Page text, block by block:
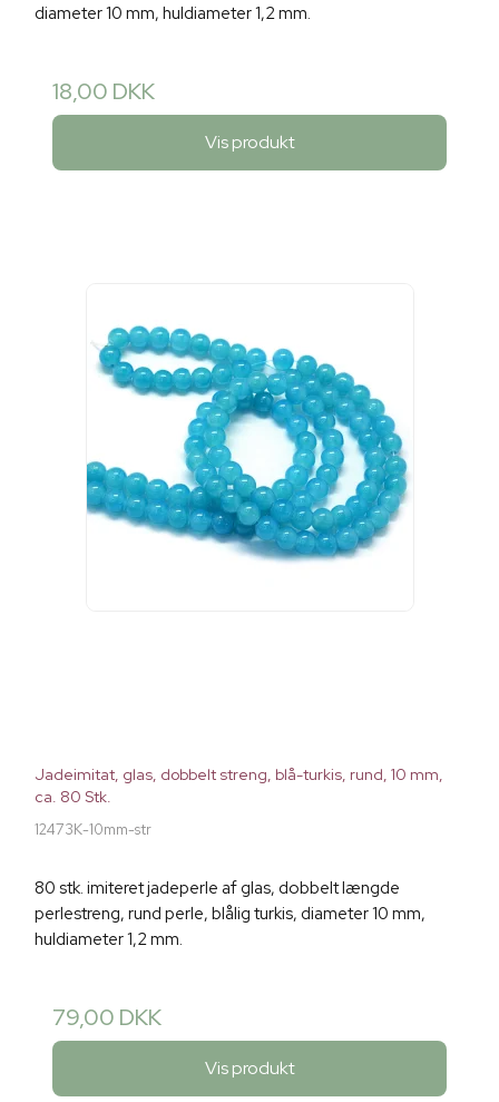
diameter 10 mm, huldiameter 1,2 mm.
18,00 DKK
Vis produkt
Jadeimitat, glas, dobbelt streng, blå-turkis, rund, 10 mm,
ca. 80 Stk.
12473K-10mm-str
80 stk. imiteret jadeperle af glas, dobbelt længde
perlestreng, rund perle, blålig turkis, diameter 10 mm,
huldiameter 1,2 mm.
79,00 DKK
Vis produkt